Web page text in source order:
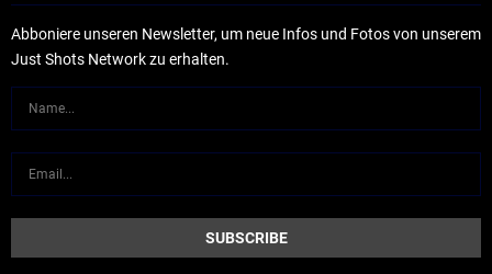
Abboniere unseren Newsletter, um neue Infos und Fotos von unserem
Just Shots Network zu erhalten.